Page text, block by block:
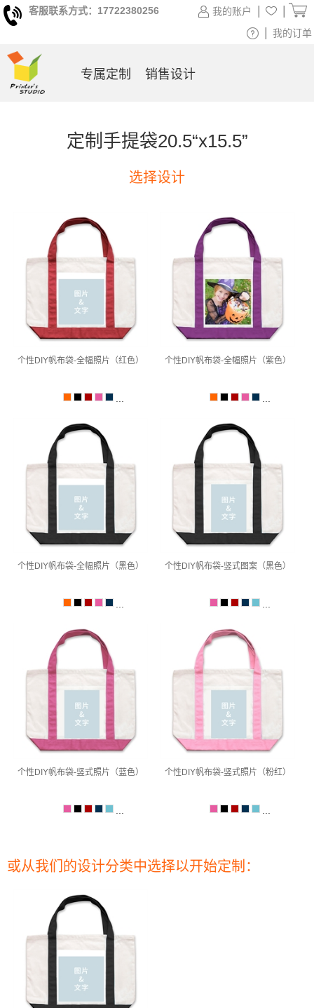
定制手提袋20.5“x15.5”
选择设计
个性DIY帆布袋-全幅照片（红色） 个性DIY帆布袋-全幅照片（紫色）
个性DIY帆布袋-全幅照片（黑色） 个性DIY帆布袋-竖式图案（黑色）
个性DIY帆布袋-竖式照片（蓝色） 个性DIY帆布袋-竖式照片（粉红）
或从我们的设计分类中选择以开始定制：
客服联系方式：17722380256 我的账户
我的订单
专属定制 销售设计